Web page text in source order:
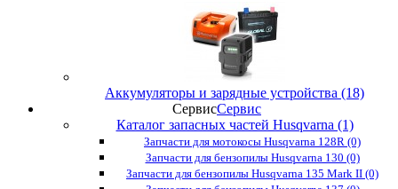
Аккумуляторы и зарядные устройства (18)
СервисСервис
Каталог запасных частей Husqvarna (1)
Запчасти для мотокосы Husqvarna 128R (0)
Запчасти для бензопилы Husqvarna 130 (0)
Запчасти для бензопилы Husqvarna 135 Mark II (0)